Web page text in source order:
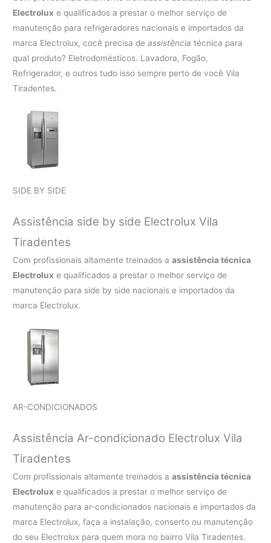
Electrolux e qualificados a prestar o melhor serviço de
manutenção para refrigeradores nacionais e importados da
marca Electrolux, cocê precisa deassistência técnica para
qual produto? Eletrodomésticos. Lavadora, Fogão,
Refrigerador, e outros tudo isso sempre perto de você Vila
Tiradentes.
SIDE BY SIDE
Assistência side by side Electrolux Vila
Tiradentes
Com profissionais altamente treinados aassistência técnica
Electrolux e qualificados a prestar o melhor serviço de
manutenção para side by side nacionais e importados da
marca Electrolux.
AR-CONDICIONADOS
Assistência Ar-condicionado Electrolux Vila
Tiradentes
Com profissionais altamente treinados aassistência técnica
Electrolux e qualificados a prestar o melhor serviço de
manutenção para ar-condicionados nacionais e importados da
marca Electrolux, faça a instalação, conserto ou manutenção
do seu Electrolux para quem mora no bairro Vila Tiradentes.